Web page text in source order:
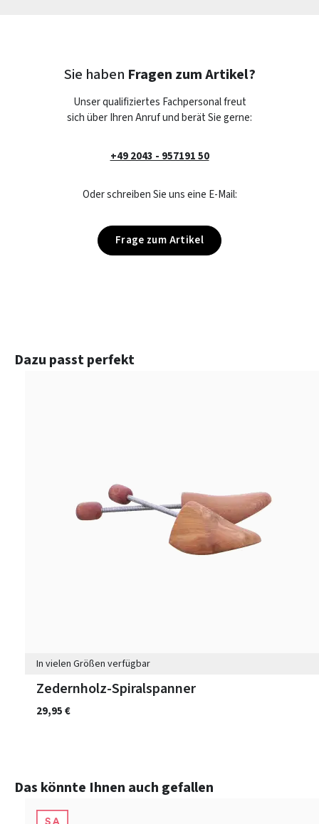
Sie haben Fragen zum Artikel?
Unser qualifiziertes Fachpersonal freut
sich über Ihren Anruf und berät Sie gerne:
+49 2043 - 957191 50
Oder schreiben Sie uns eine E-Mail:
Frage zum Artikel
Produktgalerie überspringen
Dazu passt perfekt
In vielen Größen verfügbar
Zedernholz-Spiralspanner
29,95 €
Produktgalerie überspringen
Das könnte Ihnen auch gefallen